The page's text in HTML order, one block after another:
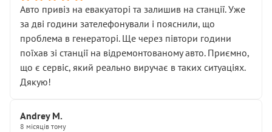
• почали озвучувати купу додаткових робіт без
чіткого пояснення
( ну все зняли та доробили) дякую!
Окремий момент, який виглядає абсурдно:
мені заявили, що бачок гальмівної рідини потрібно
міняти разом із головним гальмівним циліндром у
Для людини, яка хоча б трохи розуміється на техніці,
це звучить як мінімум непрофесійно, а як максимум —
Авто привіз на евакуаторі та залишив на станції. Уже
за дві години зателефонували і пояснили, що
проблема в генераторі. Ще через півтори години
поїхав зі станції на відремонтованому авто. Приємно,
що є сервіс, який реально виручає в таких ситуаціях.
Дякую!
Andrey M.
8 місяців тому